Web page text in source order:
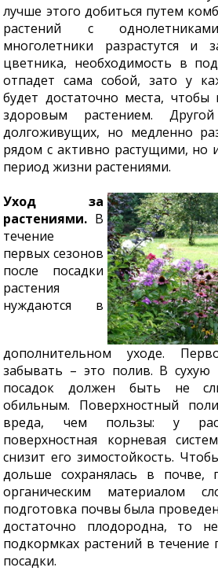
лучше этого добиться путем
растений с
многолетники разрастутся и
цветника, необходимость в
отпадет сама собой, зато у
будет достаточно места,
здоровым растением.
долгоживущих, но медленно
рядом с активно растущими,
период жизни растениями.
Уход за
растениями. В
течение
первых сезонов
после посадки
растения
нуждаются в
дополнительном уходе.
забывать – это полив. В сухую
посадок должен быть не
обильным. Поверхностный
вреда, чем пользы: у
поверхностная корневая
снизит его зимостойкость.
дольше сохранялась в почве,
органическим материалом
подготовка почвы была
достаточно плодородна, то
подкормках растений в течение
посадки.